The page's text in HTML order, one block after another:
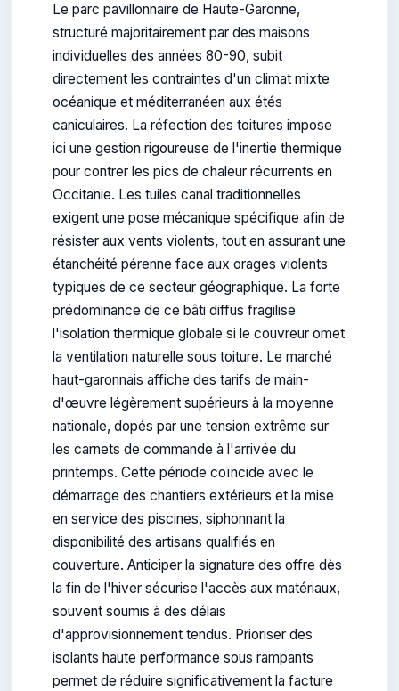
Le parc pavillonnaire de Haute-Garonne,
structuré majoritairement par des maisons
individuelles des années 80-90, subit
directement les contraintes d'un climat mixte
océanique et méditerranéen aux étés
caniculaires. La réfection des toitures impose
ici une gestion rigoureuse de l'inertie thermique
pour contrer les pics de chaleur récurrents en
Occitanie. Les tuiles canal traditionnelles
exigent une pose mécanique spécifique afin de
résister aux vents violents, tout en assurant une
étanchéité pérenne face aux orages violents
typiques de ce secteur géographique. La forte
prédominance de ce bâti diffus fragilise
l'isolation thermique globale si le couvreur omet
la ventilation naturelle sous toiture. Le marché
haut-garonnais affiche des tarifs de main-
d'œuvre légèrement supérieurs à la moyenne
nationale, dopés par une tension extrême sur
les carnets de commande à l'arrivée du
printemps. Cette période coïncide avec le
démarrage des chantiers extérieurs et la mise
en service des piscines, siphonnant la
disponibilité des artisans qualifiés en
couverture. Anticiper la signature des offre dès
la fin de l'hiver sécurise l'accès aux matériaux,
souvent soumis à des délais
d'approvisionnement tendus. Prioriser des
isolants haute performance sous rampants
permet de réduire significativement la facture